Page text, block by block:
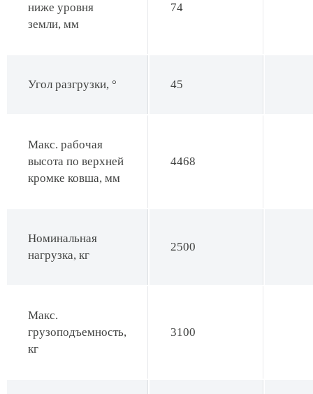
ниже уровня
земли, мм
74
Угол разгрузки, ° 45
Макс. рабочая
высота по верхней
кромке ковша, мм
4468
Номинальная
нагрузка, кг
2500
Макс.
грузоподъемность,
кг
3100